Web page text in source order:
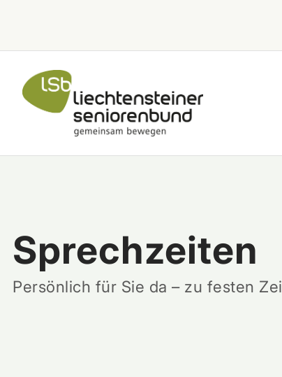
Sprechzeiten
Persönlich für Sie da – zu festen